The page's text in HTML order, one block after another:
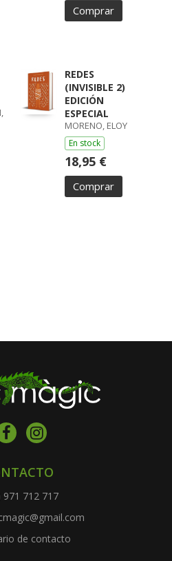
Comprar
REDES
(INVISIBLE 2)
EDICIÓN
ESPECIAL
MORENO, ELOY
En stock
18,95 €
Comprar
971 712 717
de contacto